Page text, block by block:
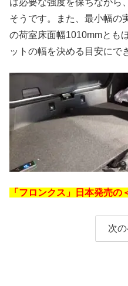
そうです。また、最小幅の
の荷室床面幅1010mmとも
ットの幅を決める目安にで
「フロンクス」日本発売
次